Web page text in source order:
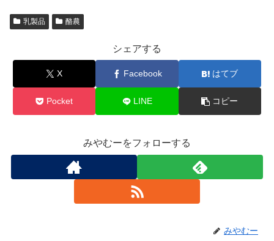
乳製品 酪農
シェアする
X Facebook はてブ
Pocket LINE コピー
みやむーをフォローする
みやむー